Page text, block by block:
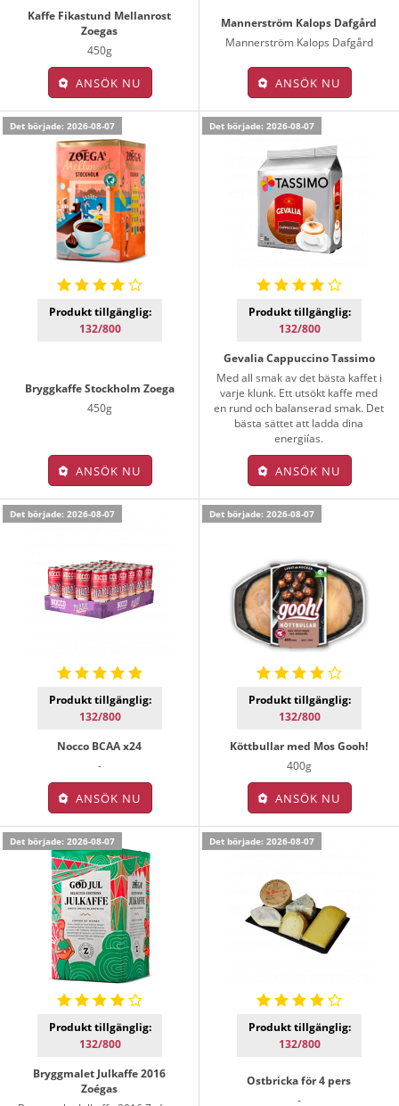
Kaffe Fikastund Mellanrost
Zoegas
450g
ANSÖK NU
Mannerström Kalops Dafgård
Mannerström Kalops Dafgård
ANSÖK NU
Det började: 2026-08-07
Produkt tillgänglig:
132/800
Bryggkaffe Stockholm Zoega
450g
ANSÖK NU
Det började: 2026-08-07
Produkt tillgänglig:
132/800
Gevalia Cappuccino Tassimo
Med all smak av det bästa kaffet i
varje klunk. Ett utsökt kaffe med
en rund och balanserad smak. Det
bästa sättet att ladda dina
energiías.
ANSÖK NU
Det började: 2026-08-07
Produkt tillgänglig:
132/800
Nocco BCAA x24
-
ANSÖK NU
Det började: 2026-08-07
Produkt tillgänglig:
132/800
Köttbullar med Mos Gooh!
400g
ANSÖK NU
Det började: 2026-08-07
Produkt tillgänglig:
132/800
Bryggmalet Julkaffe 2016
Zoégas
Det började: 2026-08-07
Produkt tillgänglig:
132/800
Ostbricka för 4 pers
-